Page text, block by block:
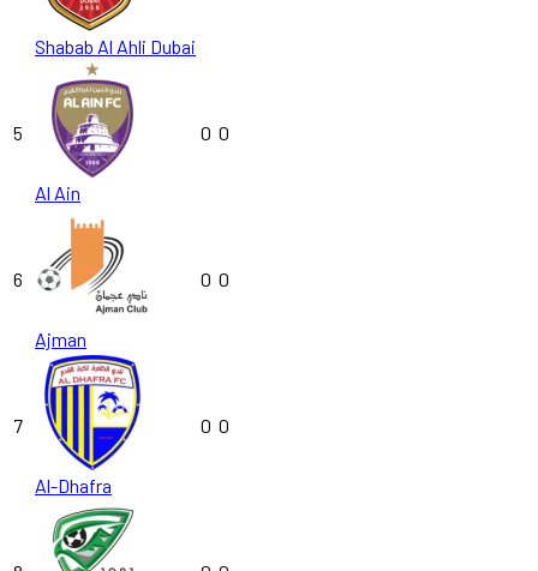
Shabab Al Ahli Dubai
5
Al Ain
0 0
6
Ajman
0 0
7
Al-Dhafra
0 0